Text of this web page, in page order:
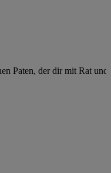
Paten, der dir mit Rat und